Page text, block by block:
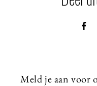
Meld je aan voor